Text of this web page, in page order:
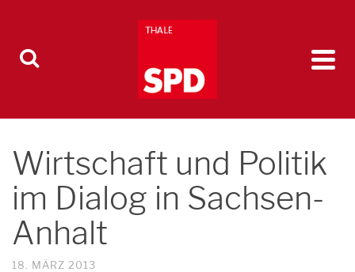
Wirtschaft und Politik
im Dialog in Sachsen-
Anhalt
18. MÄRZ 2013